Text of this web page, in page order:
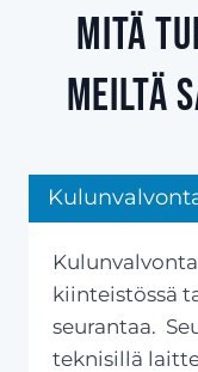
Mitä
meiltä
kiinteistössä
seurantaa.
teknisillä